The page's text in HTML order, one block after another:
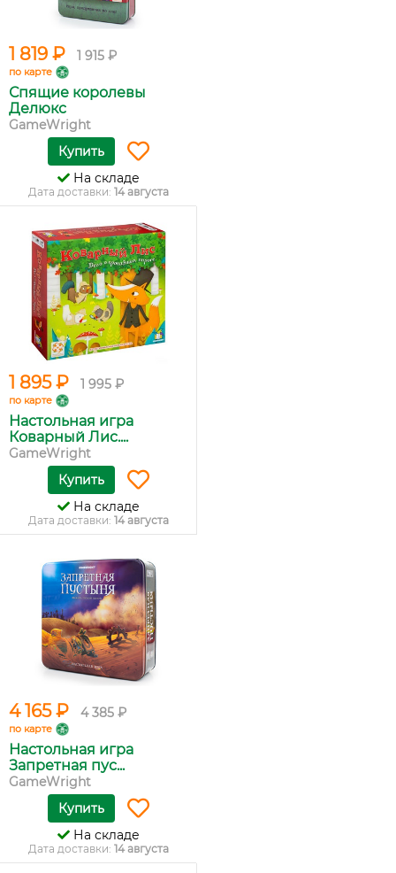
1 819 ₽ 1 915 ₽
по карте
Спящие королевы
Делюкс
GameWright
Купить
На складе
Дата доставки: 14 августа
1 895 ₽ 1 995 ₽
по карте
Настольная игра
Коварный Лис....
GameWright
Купить
На складе
Дата доставки: 14 августа
4 165 ₽ 4 385 ₽
по карте
Настольная игра
Запретная пус...
GameWright
Купить
На складе
Дата доставки: 14 августа